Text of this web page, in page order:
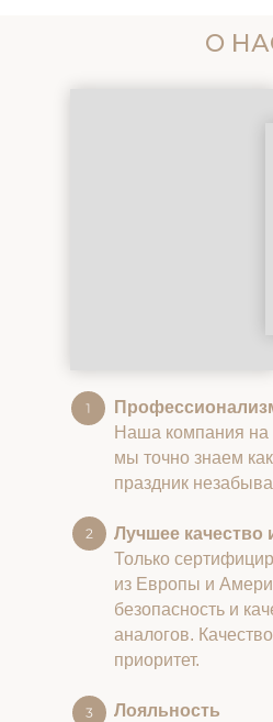
О
Наша компания на
мы точно знаем
праздник
Лучшее качество
Только
из Европы и
безопасность и
аналогов.
приоритет.
Лояльность